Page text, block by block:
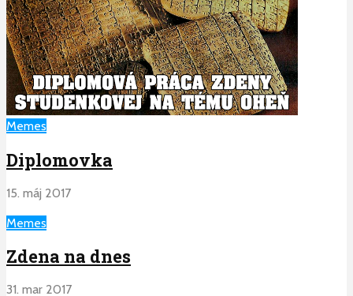
Memes
Diplomovka
15. máj 2017
Memes
Zdena na dnes
31. mar 2017